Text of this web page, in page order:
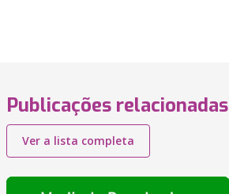
Publicações relacionadas
Ver a lista completa